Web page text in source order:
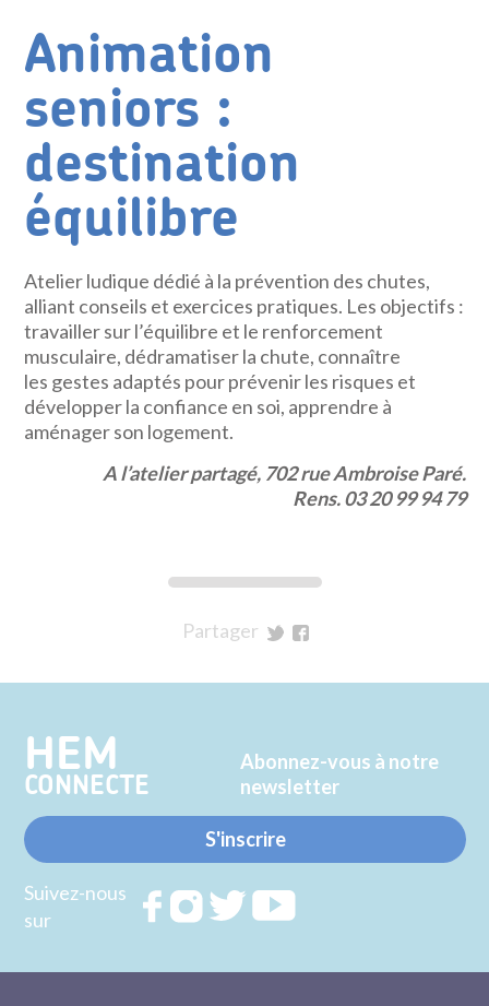
Animation
seniors :
destination
équilibre
Atelier ludique dédié à la prévention des chutes,
alliant conseils et exercices pratiques. Les objectifs :
travailler sur l’équilibre et le renforcement
musculaire, dédramatiser la chute, connaître
les gestes adaptés pour prévenir les risques et
développer la confiance en soi, apprendre à
aménager son logement.
A l’atelier partagé, 702 rue Ambroise Paré.
Rens. 03 20 99 94 79
Partager
Twitter
Facebook
HEM
CONNECTE
Abonnez-vous à notre
newsletter
S'inscrire
Suivez-nous
sur
RejoignezRejoignezRejoignez